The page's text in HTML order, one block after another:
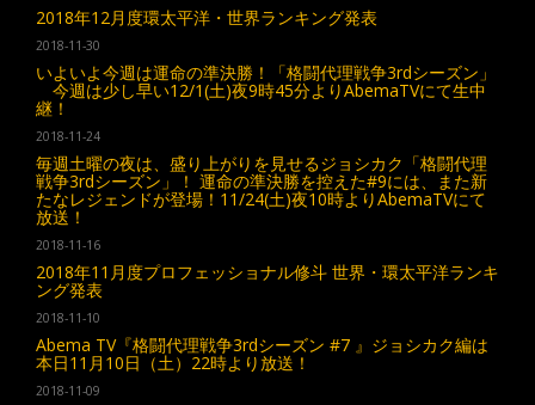
2018年12月度環太平洋・世界ランキング発表
2018-11-30
いよいよ今週は運命の準決勝！「格闘代理戦争3rdシーズン」
今週は少し早い12/1(土)夜9時45分よりAbemaTVにて生中
継！
2018-11-24
毎週土曜の夜は、盛り上がりを見せるジョシカク「格闘代理
戦争3rdシーズン」！ 運命の準決勝を控えた#9には、また新
たなレジェンドが登場！11/24(土)夜10時よりAbemaTVにて
放送！
2018-11-16
2018年11月度プロフェッショナル修斗 世界・環太平洋ランキ
ング発表
2018-11-10
Abema TV『格闘代理戦争3rdシーズン #7 』ジョシカク編は
本日11月10日（土）22時より放送！
2018-11-09